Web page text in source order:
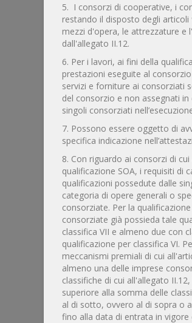
5. I consorzi di cooperative, i
restando il disposto degli
mezzi d'opera, le attrezzature e
dall'allegato II.12.
6. Per i lavori, ai fini della
prestazioni eseguite al
servizi e forniture ai consorziati
del consorzio e non assegnati
singoli consorziati
7. Possono essere oggetto di
specifica indicazione
8. Con riguardo ai consorzi di
qualificazione SOA, i requisiti di
qualificazioni possedute dalle
categoria di opere generali o
consorziate. Per la
consorziate già possieda tale
classifica VII e almeno due con
qualificazione per classifica VI.
meccanismi premiali di cui
almeno una delle imprese
classifiche di cui all'allegato
superiore alla somma delle
al di sotto, ovvero al di sopra o
fino alla data di entrata in